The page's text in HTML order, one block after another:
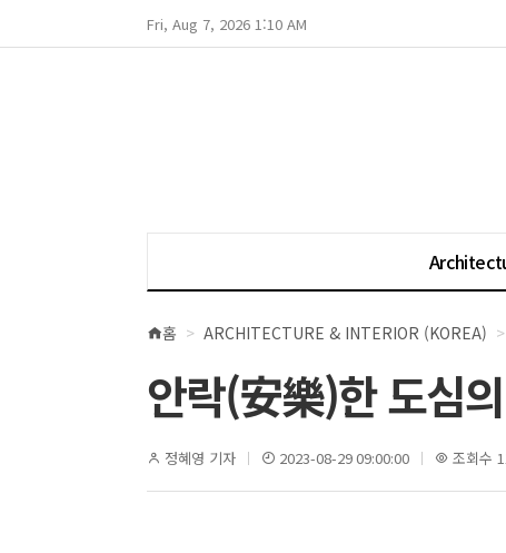
Fri, Aug 7, 2026 1:10 AM
현
위
치
홈 ARCHITECTURE & INTERIOR (KOREA)
안락(安樂)한 도심
정혜영 기자 2023-08-29 09:00:00 조회수